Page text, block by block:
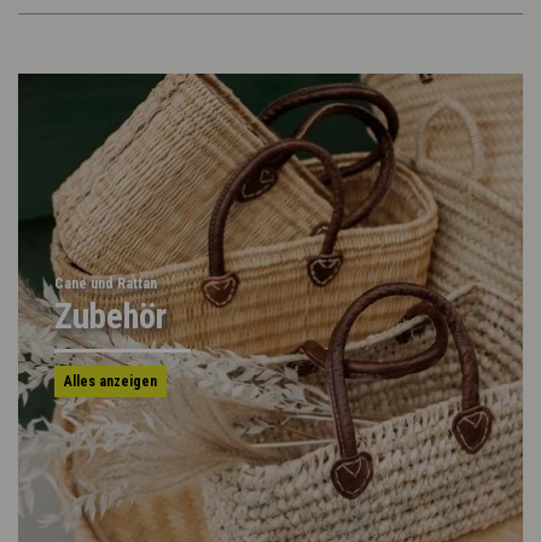
Cane und Rattan
Zubehör
Alles anzeigen